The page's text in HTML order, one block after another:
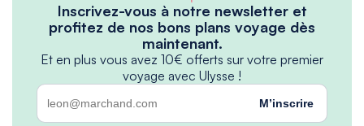
Inscrivez-vous à notre newsletter et
profitez de nos bons plans voyage dès
maintenant.
Et en plus vous avez 10€ offerts sur votre premier
voyage avec Ulysse !
M’inscrire